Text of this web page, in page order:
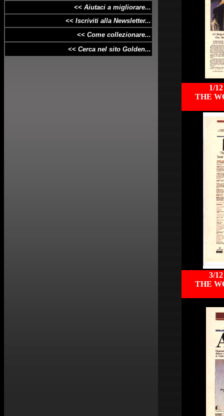
<< Aiutaci a migliorare...
<< Iscriviti alla Newsletter...
<< Come collezionare...
<< Cerca nel sito Golden...
1/
THE
3/
THE